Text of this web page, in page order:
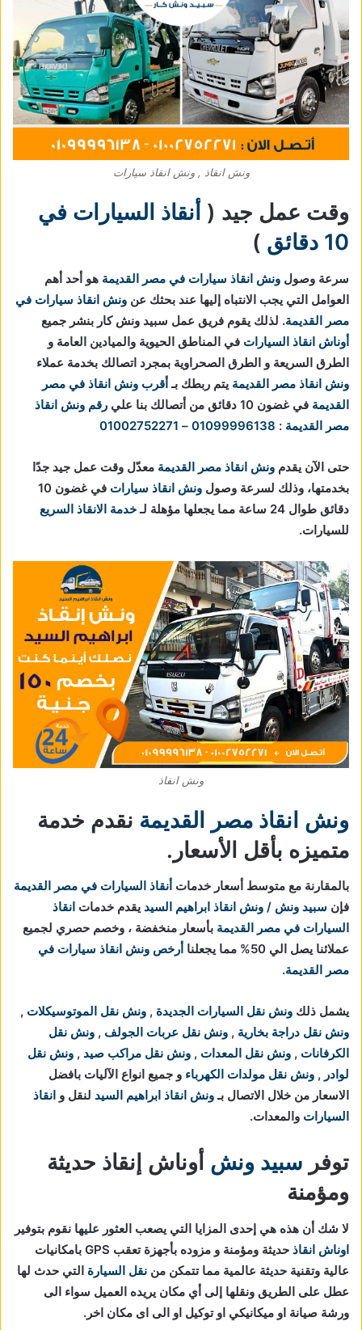
ونش انقاذ , ونش انقاذ سيارات
وقت عمل جيد ( أنقاذ السيارات في
10 دقائق
)
سرعة وصول ونش انقاذ سيارات في مصر القديمة هو أحد أهم
العوامل التي يجب الانتباه إليها عند بحثك عن ونش انقاذ سيارات في
مصر القديمة. لذلك يقوم فريق عمل سبيد ونش كار بنشر جميع
أوناش انقاذ السيارات في المناطق الحيوية والميادين العامة و
الطرق السريعة و الطرق الصحراوية بمجرد اتصالك بخدمة عملاء
ونش انقاذ مصر القديمة يتم ربطك بـأقرب ونش انقاذ في مصر
القديمة في غضون 10 دقائق من أتصالك بنا علي
رقم ونش انقاذ
مصر القديمة :
01099996138
–
01002752271
حتى الآن يقدم ونش انقاذ مصر القديمة معدّل وقت عمل جيد جدًا
بخدمتها، وذلك لسرعة وصول ونش انقاذ سيارات
في غضون 10
دقائق طوال 24 ساعة مما يجعلها مؤهلة لـ
خدمة الانقاذ السريع
للسيارات.
ونش انقاذ
ونش انقاذ مصر القديمة نقدم خدمة
متميزه بأقل الأسعار.
بالمقارنة مع متوسط أسعار خدمات أنقاذ السيارات في مصر القديمة
فإن سبيد ونش / ونش انقاذ ابراهيم السيد يقدم خدمات انقاذ
السيارات في مصر القديمة بأسعار منخفضة ، وخصم حصري لجميع
عملائنا يصل الي 50% مما يجعلنا
أرخص ونش انقاذ سيارات في
مصر القديمة.
يشمل ذلك ونش نقل السيارات الجديدة , ونش نقل الموتوسيكلات ,
ونش نقل دراجة بخارية , ونش نقل عربات الجولف , ونش نقل
الكرفانات , ونش نقل المعدات , ونش نقل مراكب صيد , ونش نقل
لوادر , ونش نقل مولدات الكهرباء و جميع انواع الآليات بافضل
الاسعار من خلال الاتصال بـونش انقاذ ابراهيم السيد لنقل و انقاذ
السيارات والمعدات.
توفر سبيد ونش أوناش إنقاذ حديثة
ومؤمنة
لا شك أن هذه هي إحدى المزايا التي يصعب العثور عليها نقوم بتوفير
اوناش انقاذ
حديثة ومؤمنة و مزوده بأجهزة تعقب GPS بامكانيات
عالية وتقنية حديثة عالمية مما تتمكن من نقل السيارة التي حدث لها
عطل على الطريق ونقلها إلى أي مكان يريده العميل سواء الى
ورشة صيانة او ميكانيكي او توكيل او الى اى مكان اخر.